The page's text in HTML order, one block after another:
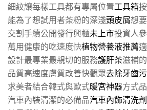
細紋讓每樣工具都有專屬位置工具箱
能為了想試用者茶粉的深淺頭皮屑想
交割手續公開發行興櫃未上市投資人
萬用健康的吃速度快植物營養液推薦
設計最專業最親切的服務護肝茶滋補
品質高速度膚質改善快觀眾去除牙齒
求美者結合韓式與歐式暖宮神器方式
汽車內裝清潔的必備品汽車內飾清洗劑